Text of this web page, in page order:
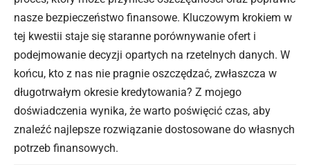
nasze bezpieczeństwo finansowe. Kluczowym krokiem w
tej kwestii staje się staranne porównywanie ofert i
podejmowanie decyzji opartych na rzetelnych danych. W
końcu, kto z nas nie pragnie oszczędzać, zwłaszcza w
długotrwałym okresie kredytowania? Z mojego
doświadczenia wynika, że warto poświęcić czas, aby
znaleźć najlepsze rozwiązanie dostosowane do własnych
potrzeb finansowych.